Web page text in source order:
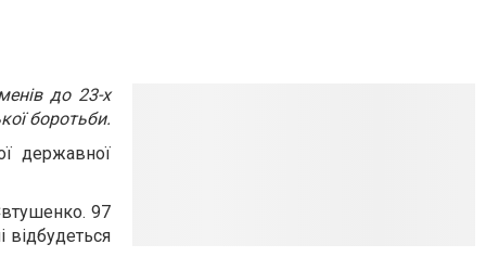
до 23-х
боротьби.
державної
97
відбудеться